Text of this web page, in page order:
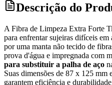
Descrição do
A Fibra de Limpeza Extra Forte
para enfrentar sujeiras difíceis
por uma manta não tecido de
prova d'água e impregnada com
para substituir a palha de aço
Suas dimensões de 87 x 125 mm
garantem eficiência e